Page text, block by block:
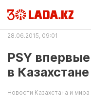
28.06.2015, 09:01
PSY
в Казахстане
Новости Казахстана и мира